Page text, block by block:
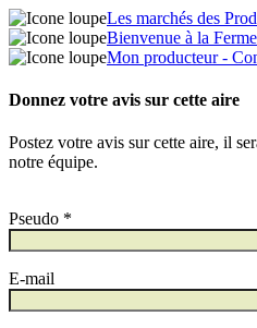
Les marchés des
Bienvenue à la Ferme
Mon producteur -
Donnez votre avis sur cette aire
Postez votre avis sur cette aire, il
notre équipe.
Pseudo *
E-mail